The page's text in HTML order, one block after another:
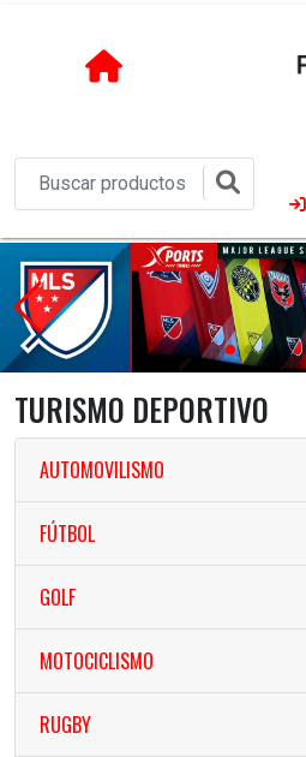
TURISMO DEPORTIVO
AUTOMOVILISMO
FÚTBOL
GOLF
MOTOCICLISMO
RUGBY